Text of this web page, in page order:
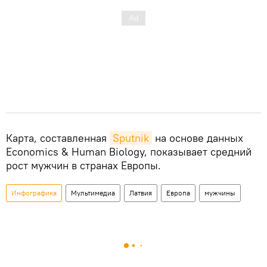
Карта, составленная Sputnik на основе данных
Economics & Human Biology, показывает средний
рост мужчин в странах Европы.
Инфографика Мультимедиа Латвия Европа мужчины